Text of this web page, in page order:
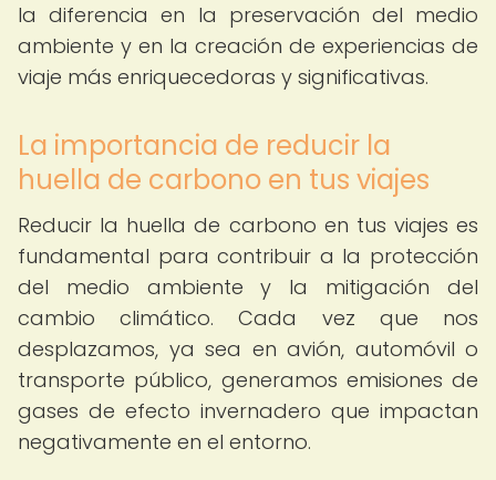
la diferencia en la preservación del medio
ambiente y en la creación de experiencias de
viaje más enriquecedoras y significativas.
La importancia de reducir la
huella de carbono en tus viajes
Reducir la huella de carbono en tus viajes es
fundamental para contribuir a la protección
del medio ambiente y la mitigación del
cambio climático. Cada vez que nos
desplazamos, ya sea en avión, automóvil o
transporte público, generamos emisiones de
gases de efecto invernadero que impactan
negativamente en el entorno.